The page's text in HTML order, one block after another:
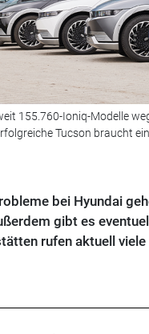
155.760-Ioniq-Modelle
Tucson braucht
bei Hyundai
gibt es
rufen aktuell